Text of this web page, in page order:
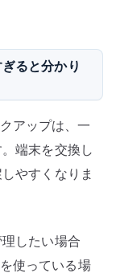
ると分かり
アップは、一
端末を交換し
やすくなりま
したい場合
使っている場